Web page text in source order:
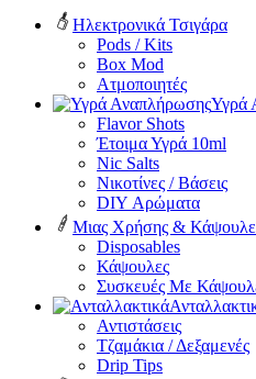
Ηλεκτρονικά Τσιγάρα
Pods / Kits
Box Mod
Ατμοποιητές
Υγρά
Flavor Shots
Έτοιμα Υγρά 10ml
Nic Salts
Νικοτίνες / Βάσεις
DIY Αρώματα
Μιας Χρήσης &
Disposables
Κάψουλες
Συσκευές Με
Αντιστάσεις
Τζαμάκια / Δεξαμενές
Drip Tips